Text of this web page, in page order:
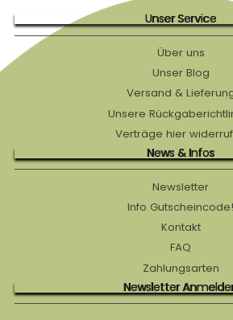
Unser Service
Über uns
Unser Blog
Versand &
Unsere
Verträge hier
News & Infos
Newsletter
Info Gutscheincode!
Kontakt
FAQ
Zahlungsarten
Newsletter